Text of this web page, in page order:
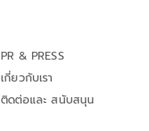
PR & PRESS
เกี่ยวกับเรา
ติดต่อและ สนับสนุน